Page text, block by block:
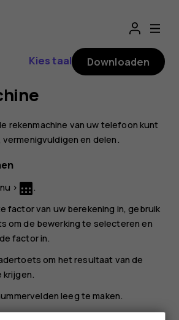
Kies taal Downloaden
rekenmachine van uw telefoon kunt
en delen.
>
.
factor van uw berekening in, gebruik
om de bewerking te selecteren en
factor in.
om het resultaat van de
krijgen.
leeg te maken.